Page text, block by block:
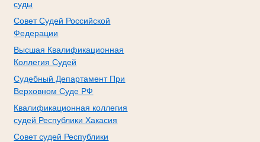
суды
Совет Судей Российской
Федерации
Высшая Квалификационная
Коллегия Судей
Судебный Департамент При
Верховном Суде РФ
Квалификационная коллегия
судей Республики Хакасия
Совет судей Республики